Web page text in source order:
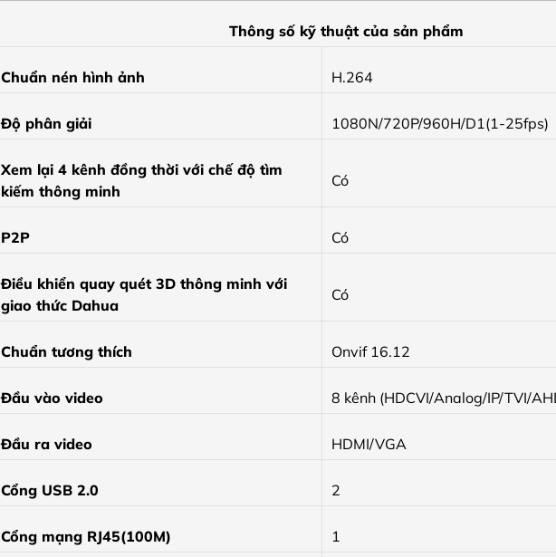
Thông số kỹ thuật của sản phẩm
Chuẩn nén hình ảnh H.264
Độ phân giải 1080N/720P/960H/D1(1-25fps)
Xem lại 4 kênh đồng thời với chế độ tìm
kiếm thông minh
Có
P2P Có
Điều khiển quay quét 3D thông minh với
giao thức Dahua
Có
Chuẩn tương thích Onvif 16.12
Đầu vào video 8 kênh (HDCVI/Analog/IP/TVI/
Đầu ra video HDMI/VGA
Cổng USB 2.0 2
Cổng mạng RJ45(100M) 1